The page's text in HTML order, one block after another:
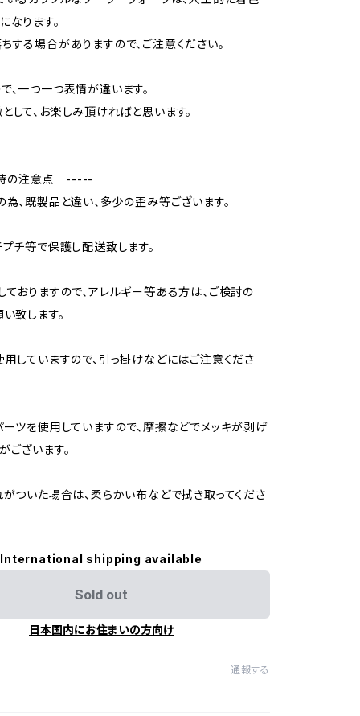
なります。
する場合がありますので、ご注意ください。
、一つ一つ表情が違います。
して、お楽しみ頂ければと思います。
の注意点 -----
為、既製品と違い、多少の歪み等ございます。
プチ等で保護し配送致します。
ておりますので、アレルギー等ある方は、ご検討の
致します。
用していますので、引っ掛けなどにはご注意くださ
ーツを使用していますので、摩擦などでメッキが剥げ
ございます。
がついた場合は、柔らかい布などで拭き取ってくださ
International shipping available
Sold out
日本国内にお住まいの方向け
通報する